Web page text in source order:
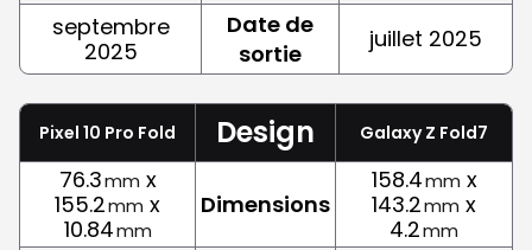
septembre
2025
Date de
sortie
juillet 2025
Pixel 10 Pro Fold Design Galaxy Z Fold7
76.3mm x
155.2mm x
10.84mm
Dimensions
158.4mm x
143.2mm x
4.2mm